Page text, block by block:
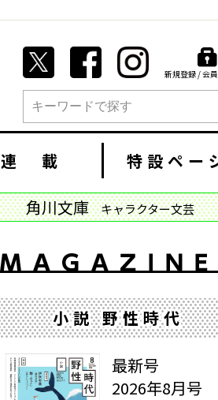
新規登録 / 会
連 載 特設ペー
角川文庫 キャラクター文芸
小説 野性時代
最新号
2026年8月号